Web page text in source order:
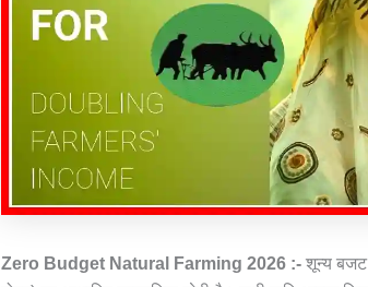
Zero Budget Natural Farming 2026 :-शून्य बजट